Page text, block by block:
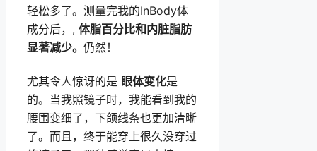
轻松多了。测量完我的InBody体
成分后，, 体脂百分比和内脏脂肪
显著减少。 仍然！
尤其令人惊讶的是 眼体变化是
的。当我照镜子时，我能看到我的
腰围变细了，下颌线条也更加清晰
了。而且，终于能穿上很久没穿过